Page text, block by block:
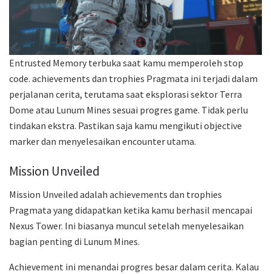
Entrusted Memory terbuka saat kamu memperoleh stop
code. achievements dan trophies Pragmata ini terjadi dalam
perjalanan cerita, terutama saat eksplorasi sektor Terra
Dome atau Lunum Mines sesuai progres game. Tidak perlu
tindakan ekstra. Pastikan saja kamu mengikuti objective
marker dan menyelesaikan encounter utama.
Mission Unveiled
Mission Unveiled adalah achievements dan trophies
Pragmata yang didapatkan ketika kamu berhasil mencapai
Nexus Tower. Ini biasanya muncul setelah menyelesaikan
bagian penting di Lunum Mines.
Achievement ini menandai progres besar dalam cerita. Kalau